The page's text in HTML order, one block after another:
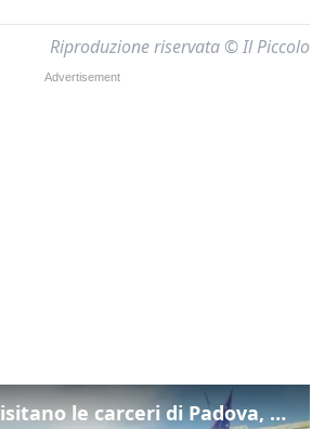
Riproduzione riservata © Il Piccolo
Gli avvocati visitano le carceri di Padova, ecco cosa hanno trovato